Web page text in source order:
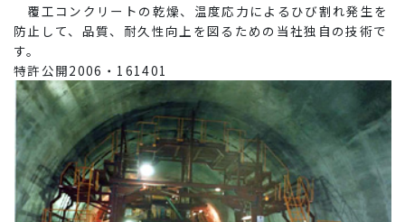
覆工コンクリートの乾燥、温度応力によるひび割れ発生を
防止して、品質、耐久性向上を図るための当社独自の技術で
す。
特許公開2006・161401